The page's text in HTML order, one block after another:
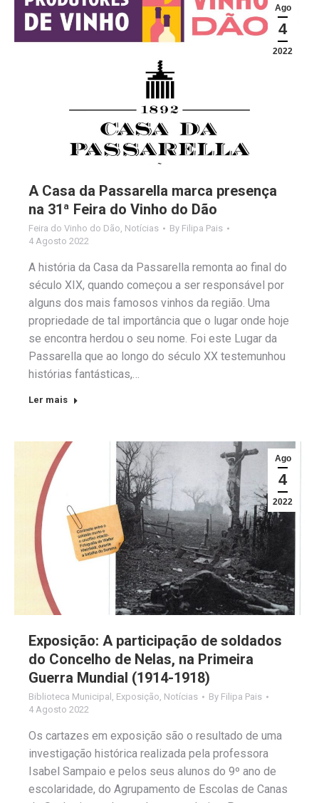
Ago
4
2022
A Casa da Passarella marca presença
na 31ª Feira do Vinho do Dão
Feira do Vinho do Dão Notícias By Filipa Pais
4 Agosto 2022
A história da Casa da Passarella remonta ao final do
século XIX, quando começou a ser responsável por
alguns dos mais famosos vinhos da região. Uma
propriedade de tal importância que o lugar onde hoje
se encontra herdou o seu nome. Foi este Lugar da
Passarella que ao longo do século XX testemunhou
histórias fantásticas,…
Ler mais
Ago
4
2022
Exposição: A participação de soldados
do Concelho de Nelas, na Primeira
Guerra Mundial (1914-1918)
Biblioteca Municipal , Exposição, Notícias By Filipa Pais
4 Agosto 2022
Os cartazes em exposição são o resultado de uma
investigação histórica realizada pela professora
Isabel Sampaio e pelos seus alunos do 9º ano de
escolaridade, do Agrupamento de Escolas de Canas